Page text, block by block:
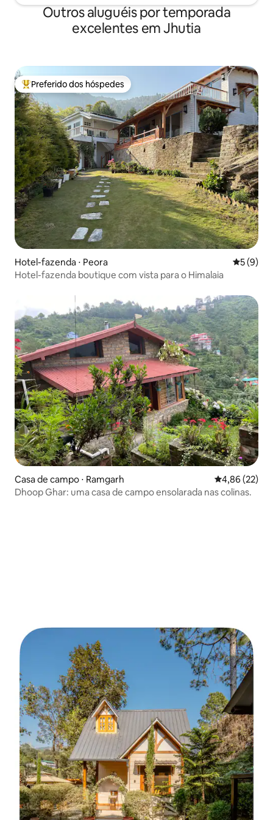
Outros aluguéis por temporada
excelentes em Jhutia
Entre os melhores preferidos dos hóspedes
Preferido dos hóspedes
Hotel-fazenda ⋅ Peora 5 de
5 (9)
Hotel-fazenda boutique com vista para o Himalaia
Casa de campo ⋅ Ramgarh 4,86 de uma
4,86 (22)
Dhoop Ghar: uma casa de campo ensolarada nas colinas.